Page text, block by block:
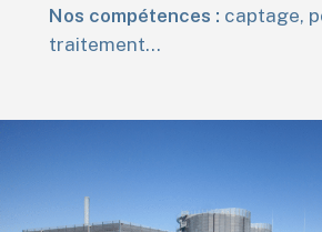
Nos compétences : captage,
traitement…